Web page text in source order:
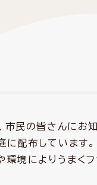
市民の皆さんにお
配布しています。
環境によりうまく